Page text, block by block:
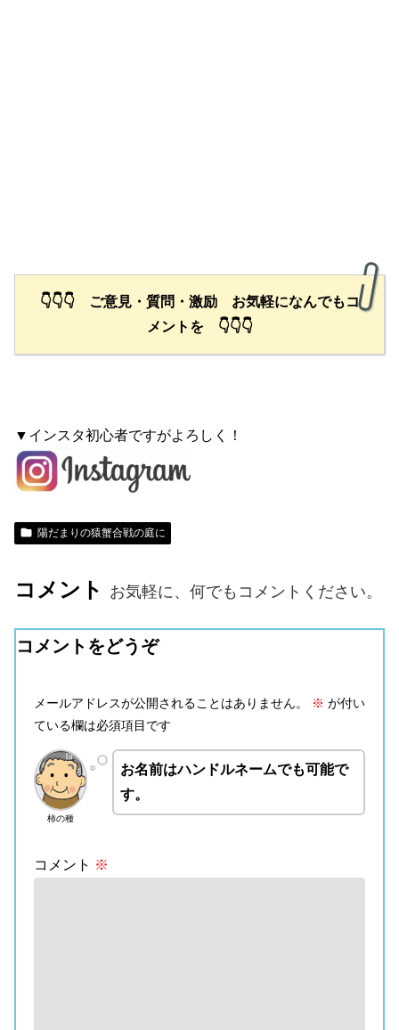
👇👇👇 ご意見・質問・激励 お気軽になんでもコ
メントを 👇👇👇
▼インスタ初心者ですがよろしく！
陽だまりの猿蟹合戦の庭に
コメント お気軽に、何でもコメントください。
コメントをどうぞ
メールアドレスが公開されることはありません。 ※ が付い
ている欄は必須項目です
柿の種
お名前はハンドルネームでも可能で
す。
コメント ※